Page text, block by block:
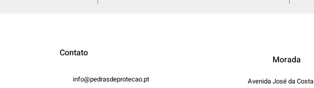
Contato
info@pedrasdeprotecao.pt
Morada
Avenida José da Costa